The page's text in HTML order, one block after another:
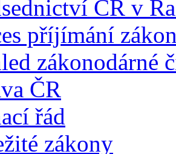
ČR v
příjímání
zákonodárné
ČR
řád
zákony